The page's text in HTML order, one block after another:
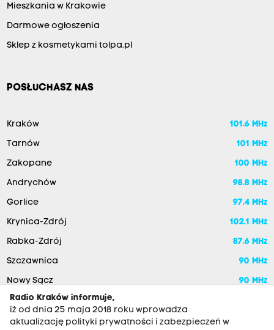
Mieszkania w Krakowie
Darmowe ogłoszenia
Sklep z kosmetykami tolpa.pl
POSŁUCHASZ NAS
Kraków 101.6 MHz
Tarnów 101 MHz
Zakopane 100 MHz
Andrychów 98.8 MHz
Gorlice 97.4 MHz
Krynica-Zdrój 102.1 MHz
Rabka-Zdrój 87.6 MHz
Szczawnica 90 MHz
Nowy Sącz
90 MHz
Radio Kraków informuje,
iż od dnia 25 maja 2018 roku wprowadza
aktualizację polityki prywatności i zabezpieczeń w